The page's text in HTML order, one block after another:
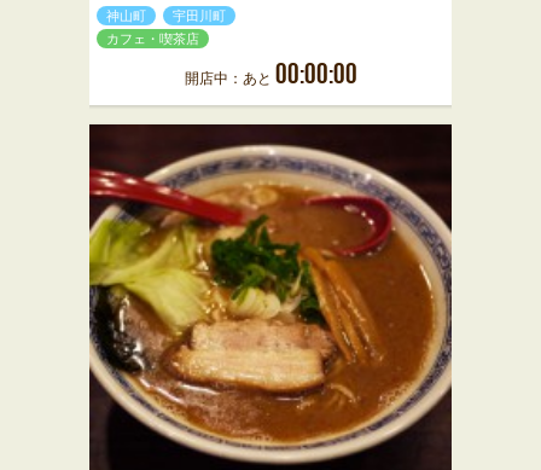
神山町
宇田川町
カフェ・喫茶店
開店中：あと 00:00:00